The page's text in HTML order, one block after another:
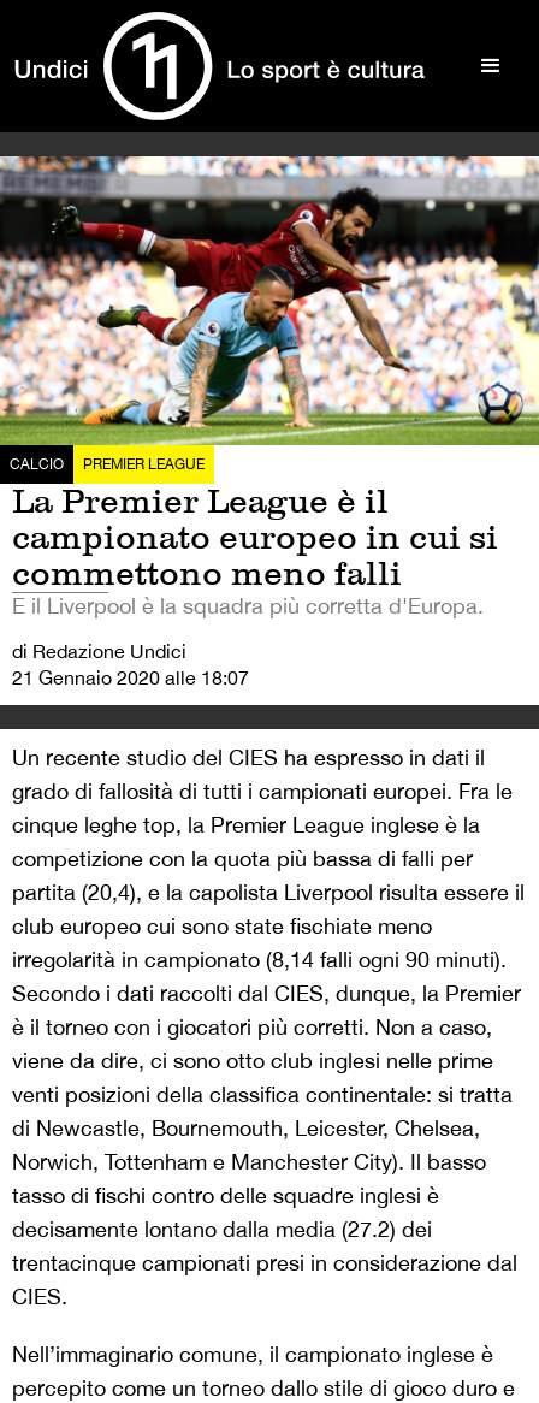
CALCIO PREMIER LEAGUE
La Premier League è il
campionato europeo in cui si
commettono meno falli
E il Liverpool è la squadra più corretta d'Europa.
di Redazione Undici
21 Gennaio 2020 alle 18:07
Un recente studio del CIES ha espresso in dati il
grado di fallosità di tutti i campionati europei. Fra le
cinque leghe top, la Premier League inglese è la
competizione con la quota più bassa di falli per
partita (20,4), e la capolista Liverpool risulta essere il
club europeo cui sono state fischiate meno
irregolarità in campionato (8,14 falli ogni 90 minuti).
Secondo i dati raccolti dal CIES, dunque, la Premier
è il torneo con i giocatori più corretti. Non a caso,
viene da dire, ci sono otto club inglesi nelle prime
venti posizioni della classifica continentale: si tratta
di Newcastle, Bournemouth, Leicester, Chelsea,
Norwich, Tottenham e Manchester City). Il basso
tasso di fischi contro delle squadre inglesi è
decisamente lontano dalla media (27.2) dei
trentacinque campionati presi in considerazione dal
CIES.
Nell’immaginario comune, il campionato inglese è
percepito come un torneo dallo stile di gioco duro e